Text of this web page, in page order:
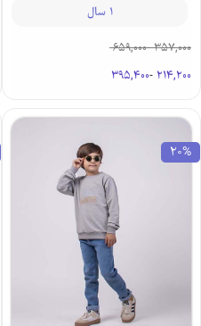
1 سال
357,000
-
659,000
214,200
-
395,400
20%